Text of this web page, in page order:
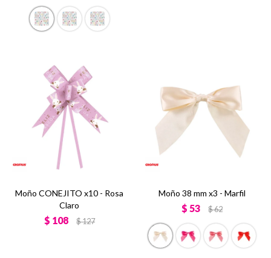
Moño CONEJITO x10 - Rosa
Claro
$ 108 $127
Moño 38 mm x3 - Marfil
$ 53 $62